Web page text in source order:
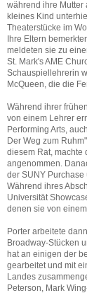
während ihre Mutter
kleines Kind
Theaterstücke im
Ihre Eltern
meldeten sie zu
St. Mark's AME
Schauspiellehrerin
McQueen, die die
Während ihrer
von einem Lehrer
Performing Arts,
Der Weg zum
diesem Rat, machte
angenommen.
der SUNY Purchase
Während ihres
Universität
denen sie von
Porter arbeitete
Broadway-Stücken
hat an einigen der
gearbeitet und mit
Landes
Peterson, Mark